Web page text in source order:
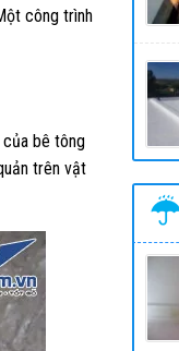
công trình
bê tông
trên vật